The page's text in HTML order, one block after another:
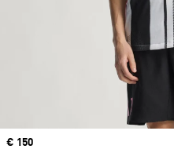
Precio
€ 150